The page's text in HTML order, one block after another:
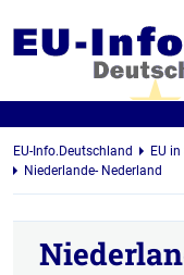
EU-Info.Deutschland EU
Niederlande- Nederland